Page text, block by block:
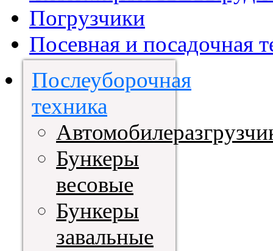
Погрузчики
Посевная и посадочная
Послеуборочная
техника
Бункеры
весовые
Бункеры
завальные